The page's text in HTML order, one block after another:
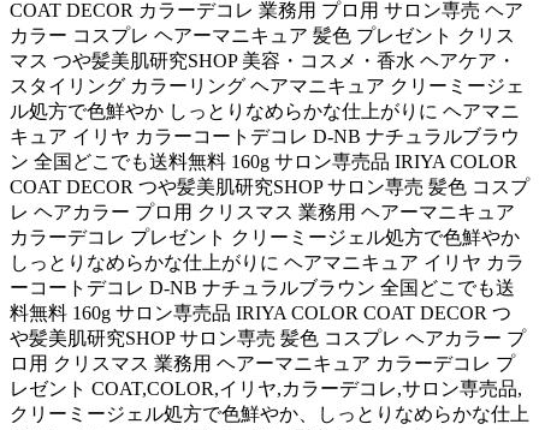
COAT DECOR カラーデコレ 業務用 プロ用 サロン専売 ヘア
カラー コスプレ ヘアーマニキュア 髪色 プレゼント クリス
マス つや髪美肌研究SHOP 美容・コスメ・香水 ヘアケア・
スタイリング カラーリング ヘアマニキュア クリーミージェ
ル処方で色鮮やか しっとりなめらかな仕上がりに ヘアマニ
キュア イリヤ カラーコートデコレ D-NB ナチュラルブラウ
ン 全国どこでも送料無料 160g サロン専売品 IRIYA COLOR
COAT DECOR つや髪美肌研究SHOP サロン専売 髪色 コスプ
レ ヘアカラー プロ用 クリスマス 業務用 ヘアーマニキュア
カラーデコレ プレゼント クリーミージェル処方で色鮮やか
しっとりなめらかな仕上がりに ヘアマニキュア イリヤ カラ
ーコートデコレ D-NB ナチュラルブラウン 全国どこでも送
料無料 160g サロン専売品 IRIYA COLOR COAT DECOR つ
や髪美肌研究SHOP サロン専売 髪色 コスプレ ヘアカラー プ
ロ用 クリスマス 業務用 ヘアーマニキュア カラーデコレ プ
レゼント COAT,COLOR,イリヤ,カラーデコレ,サロン専売品,
クリーミージェル処方で色鮮やか、しっとりなめらかな仕上